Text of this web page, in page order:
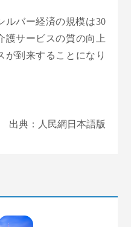
ルバー経済の規模は30
護サービスの質の向上
が到来することになり
出典：人民網日本語版